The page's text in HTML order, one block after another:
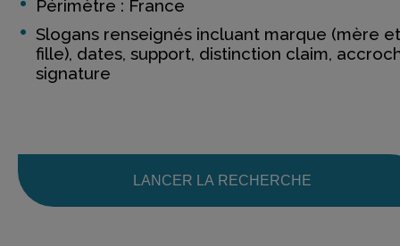
Périmètre : France
Slogans renseignés incluant marque (mère et
fille), dates, support, distinction claim,
signature
LANCER LA RECHERCHE